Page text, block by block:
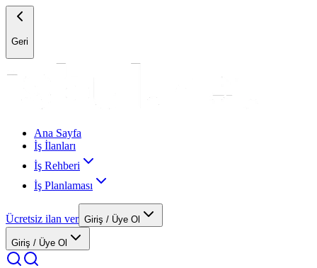
Geri
Ana Sayfa
İş İlanları
İş Rehberi
İş Planlaması
Ücretsiz ilan ver Giriş / Üye Ol
Giriş / Üye Ol